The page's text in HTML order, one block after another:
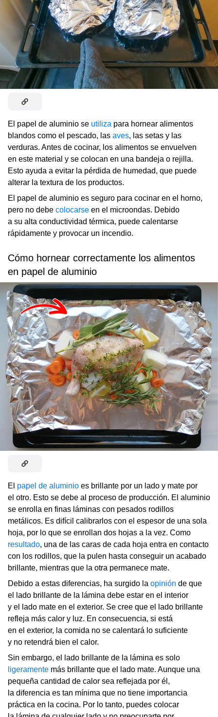
El papel de aluminio se utiliza para hornear alimentos
blandos como el pescado, las aves, las setas y las
verduras. Antes de cocinar, los alimentos se envuelven
en este material y se colocan en una bandeja o rejilla.
Esto ayuda a evitar la pérdida de humedad, que puede
alterar la textura de los productos.
El papel de aluminio es seguro para cocinar en el horno,
pero no debe colocarse en el microondas. Debido
a su alta conductividad térmica, puede calentarse
rápidamente y provocar un incendio.
Cómo hornear correctamente los alimentos
en papel de aluminio
El papel de aluminio es brillante por un lado y mate por
el otro. Esto se debe al proceso de producción. El aluminio
se enrolla en finas láminas con pesados rodillos
metálicos. Es difícil calibrarlos con el espesor de una sola
hoja, por lo que se enrollan dos hojas a la vez. Como
resultado, una de las caras de cada hoja entra en contacto
con los rodillos, que la pulen hasta conseguir un acabado
brillante, mientras que la otra permanece mate.
Debido a estas diferencias, ha surgido la opinión de que
el lado brillante de la lámina debe estar en el interior
y el lado mate en el exterior. Se cree que el lado brillante
refleja más calor y luz. En consecuencia, si está
en el exterior, la comida no se calentará lo suficiente
y no retendrá bien el calor.
Sin embargo, el lado brillante de la lámina es solo
ligeramente más brillante que el lado mate. Aunque una
pequeña cantidad de calor sea reflejada por él,
la diferencia es tan mínima que no tiene importancia
práctica en la cocina. Por lo tanto, puedes colocar